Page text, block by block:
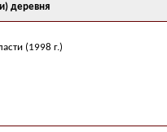
деревня
(1998 г.)